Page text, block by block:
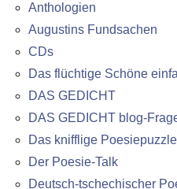
Anthologien
Augustins Fundsachen
CDs
Das flüchtige Schöne
DAS GEDICHT
DAS GEDICHT blog-
Das knifflige Poesiepuzzle
Der Poesie-Talk
Deutsch-tschechischer